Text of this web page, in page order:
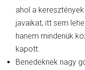
ahol a
javaikat, itt sem
hanem mindenük
kapott.
Benedeknek nagy